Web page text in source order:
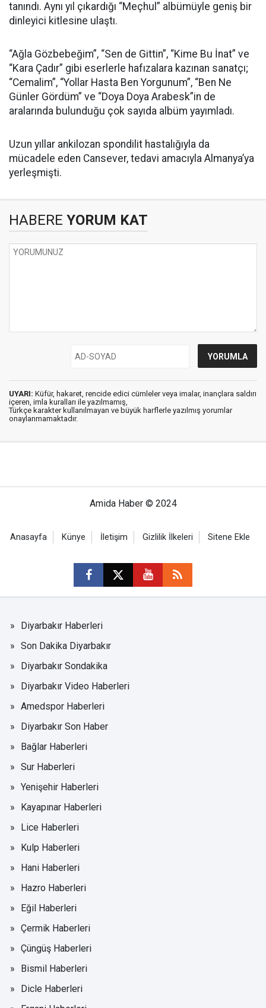
tanındı. Aynı yıl çıkardığı “Meçhul” albümüyle geniş bir
dinleyici kitlesine ulaştı.
“Ağla Gözbebeğim”, “Sen de Gittin”, “Kime Bu İnat” ve
“Kara Çadır” gibi eserlerle hafızalara kazınan sanatçı;
“Cemalim”, “Yollar Hasta Ben Yorgunum”, “Ben Ne
Günler Gördüm” ve “Doya Doya Arabesk”in de
aralarında bulunduğu çok sayıda albüm yayımladı.
Uzun yıllar ankilozan spondilit hastalığıyla da
mücadele eden Cansever, tedavi amacıyla Almanya’ya
yerleşmişti.
HABERE YORUM KAT
UYARI: Küfür, hakaret, rencide edici cümleler veya imalar, inançlara saldırı
içeren, imla kuralları ile yazılmamış,
Türkçe karakter kullanılmayan ve büyük harflerle yazılmış yorumlar
onaylanmamaktadır.
Amida Haber © 2024
Anasayfa Künye İletişim Gizlilik İlkeleri Sitene Ekle
Diyarbakır Haberleri
Son Dakika Diyarbakır
Diyarbakır Sondakika
Diyarbakır Video Haberleri
Amedspor Haberleri
Diyarbakır Son Haber
Bağlar Haberleri
Sur Haberleri
Yenişehir Haberleri
Kayapınar Haberleri
Lice Haberleri
Kulp Haberleri
Hani Haberleri
Hazro Haberleri
Eğil Haberleri
Çermik Haberleri
Çüngüş Haberleri
Bismil Haberleri
Dicle Haberleri